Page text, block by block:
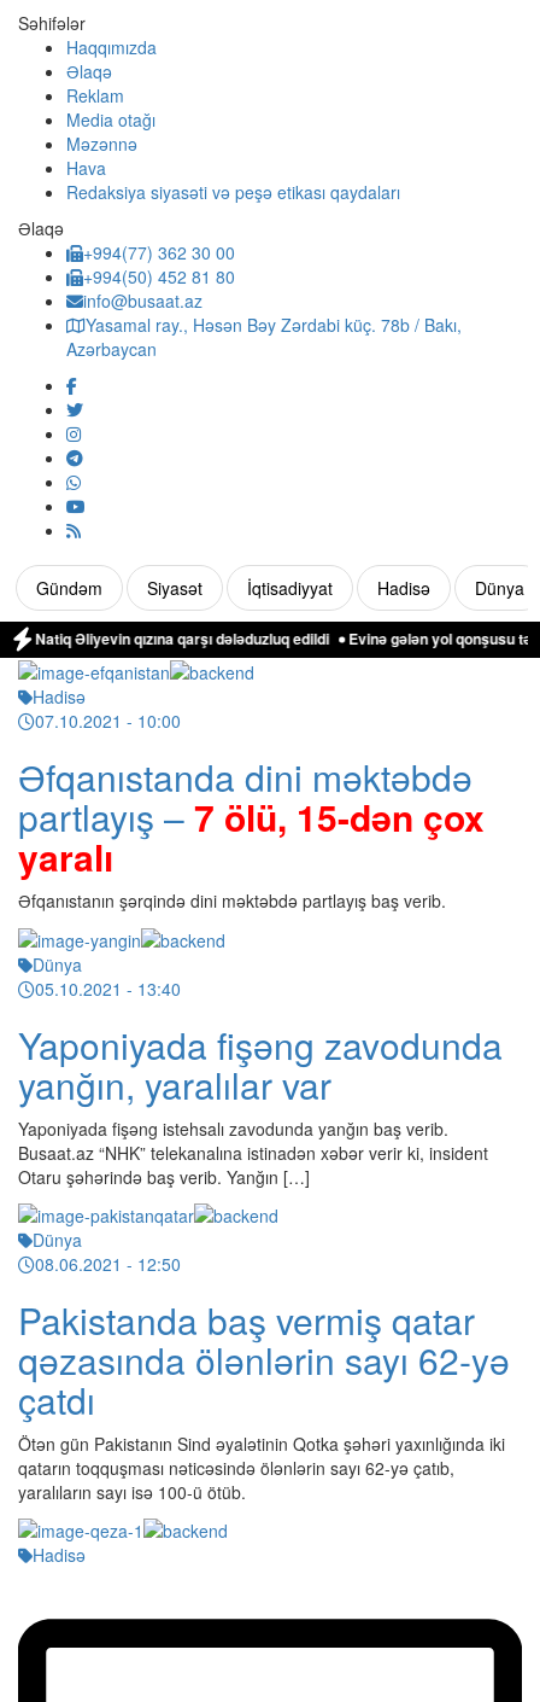
Səhifələr
Haqqımızda
Əlaqə
Reklam
Media otağı
Məzənnə
Hava
Redaksiya siyasəti və peşə etikası qaydaları
Əlaqə
+994(77) 362 30 00
+994(50) 452 81 80
info@busaat.az
Yasamal ray., Həsən Bəy Zərdabi küç. 78b / Bakı,
Azərbaycan
Gündəm Siyasət İqtisadiyyat Hadisə Dünya
Əliyevin qızına qarşı dələduzluq edildi Evinə gələn yol qonşusu tərəfindən
Hadisə
07.10.2021 - 10:00
Əfqanıstanda dini məktəbdə
partlayış –7 ölü, 15-dən çox
yaralı
Əfqanıstanın şərqində dini məktəbdə partlayış baş verib.
Dünya
05.10.2021 - 13:40
Yaponiyada fişəng zavodunda
yanğın, yaralılar var
Yaponiyada fişəng istehsalı zavodunda yanğın baş verib.
Busaat.az “NHK” telekanalına istinadən xəbər verir ki, insident
Otaru şəhərində baş verib. Yanğın […]
Dünya
08.06.2021 - 12:50
Pakistanda baş vermiş qatar
qəzasında ölənlərin sayı 62-yə
çatdı
Ötən gün Pakistanın Sind əyalətinin Qotka şəhəri yaxınlığında iki
qatarın toqquşması nəticəsində ölənlərin sayı 62-yə çatıb,
yaralıların sayı isə 100-ü ötüb.
Hadisə